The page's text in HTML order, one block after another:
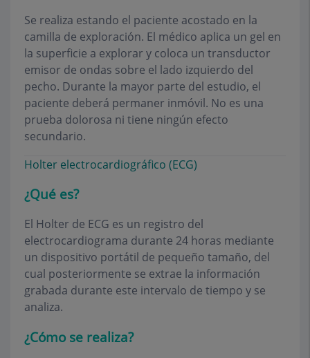
Se realiza estando el paciente acostado en la
camilla de exploración. El médico aplica un gel en
la superficie a explorar y coloca un transductor
emisor de ondas sobre el lado izquierdo del
pecho. Durante la mayor parte del estudio, el
paciente deberá permaner inmóvil. No es una
prueba dolorosa ni tiene ningún efecto
secundario.
Holter electrocardiográfico (ECG)
¿Qué es?
El Holter de ECG es un registro del
electrocardiograma durante 24 horas mediante
un dispositivo portátil de pequeño tamaño, del
cual posteriormente se extrae la información
grabada durante este intervalo de tiempo y se
analiza.
¿Cómo se realiza?